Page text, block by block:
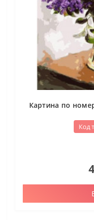
Картина по
Код